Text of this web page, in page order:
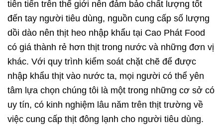
tiên tiến trên thế giới nên đảm bảo chất lượng tốt
đến tay người tiêu dùng, nguồn cung cấp số lượng
dồi dào nên thịt heo nhập khẩu tại Cao Phát Food
có giá thành rẻ hơn thịt trong nước và những đơn vị
khác. Với quy trình kiểm soát chặt chẽ để được
nhập khẩu thịt vào nước ta, mọi người có thể yên
tâm lựa chọn chúng tôi là một trong những cơ sở có
uy tín, có kinh nghiệm lâu năm trên thịt trường về
việc cung cấp thịt đông lạnh cho người tiêu dùng.